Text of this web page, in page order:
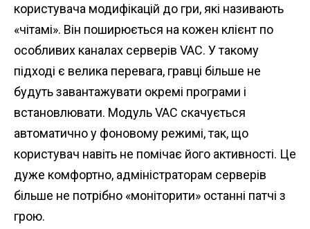
користувача модифікацій до гри, які називають
«чітамі». Він поширюється на кожен клієнт по
особливих каналах серверів VAC. У такому
підході є велика перевага, гравці більше не
будуть завантажувати окремі програми і
встановлювати. Модуль VAC скачується
автоматично у фоновому режимі, так, що
користувач навіть не помічає його активності. Це
дуже комфортно, адміністраторам серверів
більше не потрібно «моніторити» останні патчі з
грою.